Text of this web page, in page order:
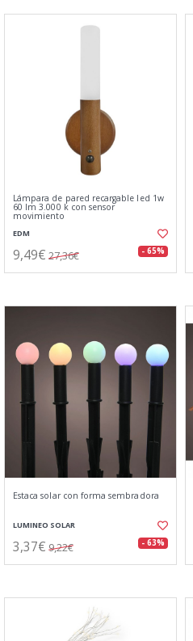
Lámpara de pared recargable led 1w
60 lm 3.000 k con sensor
movimiento
EDM
9,49€ 27,36€ - 65%
Estaca solar con forma sembradora
LUMINEO SOLAR
3,37€ 9,22€ - 63%